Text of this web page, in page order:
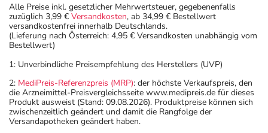
Alle Preise inkl. gesetzlicher Mehrwertsteuer, gegebenenfalls
zuzüglich 3,99 € Versandkosten, ab 34,99 € Bestellwert
versandkostenfrei innerhalb Deutschlands.
(Lieferung nach Österreich: 4,95 € Versandkosten unabhängig vom
Bestellwert)
1: Unverbindliche Preisempfehlung des Herstellers (UVP)
2: MediPreis-Referenzpreis (MRP): der höchste Verkaufspreis, den
die Arzneimittel-Preisvergleichsseite www.medipreis.de für dieses
Produkt ausweist (Stand: 09.08.2026). Produktpreise können sich
zwischenzeitlich geändert und damit die Rangfolge der
Versandapotheken geändert haben.